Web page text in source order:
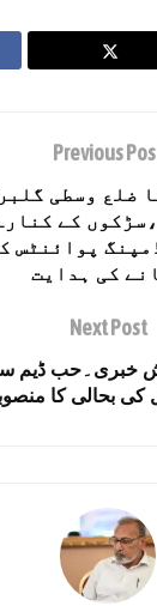
Previous
ضلع وسطی
کے
پوائنٹس
کی ہدایت
Next Post
خبری۔حب ڈیم سے
کی بحالی کا